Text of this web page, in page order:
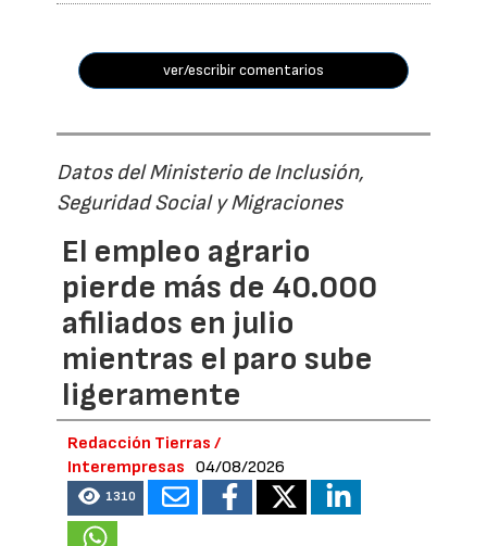
ver/escribir comentarios
Datos del Ministerio de Inclusión,
Seguridad Social y Migraciones
El empleo agrario
pierde más de 40.000
afiliados en julio
mientras el paro sube
ligeramente
Redacción Tierras /
Interempresas
04/08/2026
1310